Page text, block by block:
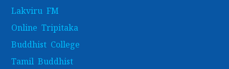
Lakviru FM
Online Tripitaka
Buddhist College
Tamil Buddhist